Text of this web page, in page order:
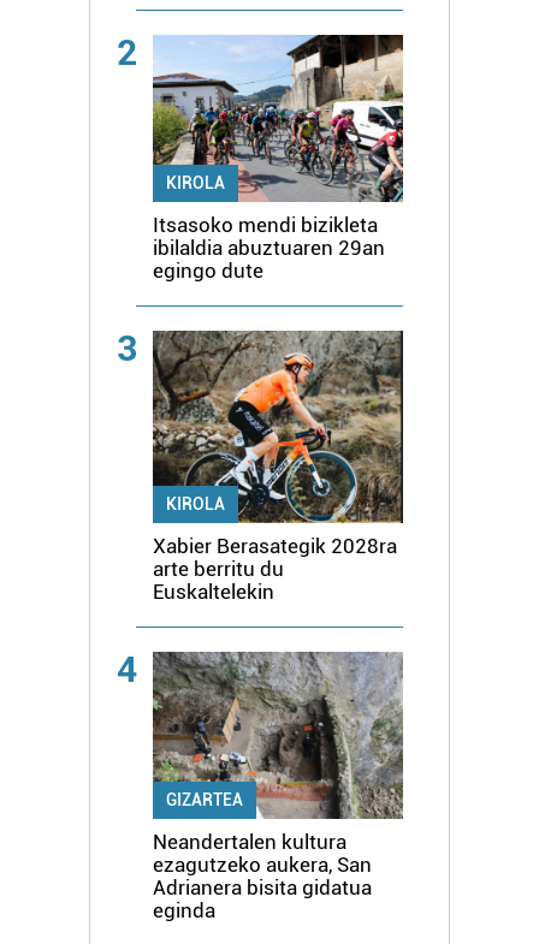
2
KIROLA
Itsasoko mendi bizikleta
ibilaldia abuztuaren 29an
egingo dute
3
KIROLA
Xabier Berasategik 2028ra
arte berritu du
Euskaltelekin
4
GIZARTEA
Neandertalen kultura
ezagutzeko aukera, San
Adrianera bisita gidatua
eginda